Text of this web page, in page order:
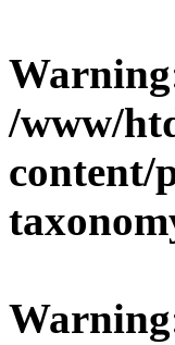
Warning
/www/
content/
Warning